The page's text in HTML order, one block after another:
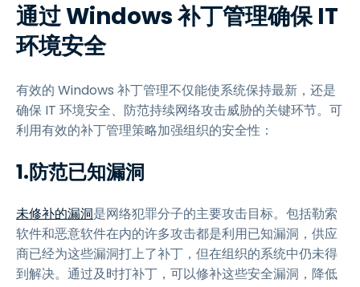
通过 Windows 补丁管理确保 IT
环境安全
有效的 Windows 补丁管理不仅能使系统保持最新，还是
确保 IT 环境安全、防范持续网络攻击威胁的关键环节。可
利用有效的补丁管理策略加强组织的安全性：
1.防范已知漏洞
未修补的漏洞是网络犯罪分子的主要攻击目标。包括勒索
软件和恶意软件在内的许多攻击都是利用已知漏洞，供应
商已经为这些漏洞打上了补丁，但在组织的系统中仍未得
到解决。通过及时打补丁，可以修补这些安全漏洞，降低